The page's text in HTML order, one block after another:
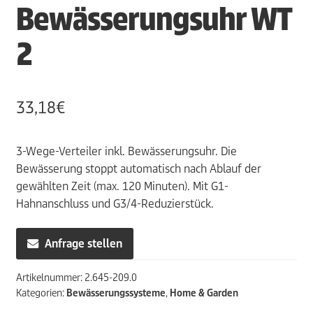
Bewässerungsuhr WT
2
33,18€
3-Wege-Verteiler inkl. Bewässerungsuhr. Die
Bewässerung stoppt automatisch nach Ablauf der
gewählten Zeit (max. 120 Minuten). Mit G1-
Hahnanschluss und G3/4-Reduzierstück.
Anfrage stellen
Artikelnummer: 2.645-209.0
Kategorien: Bewässerungssysteme, Home & Garden